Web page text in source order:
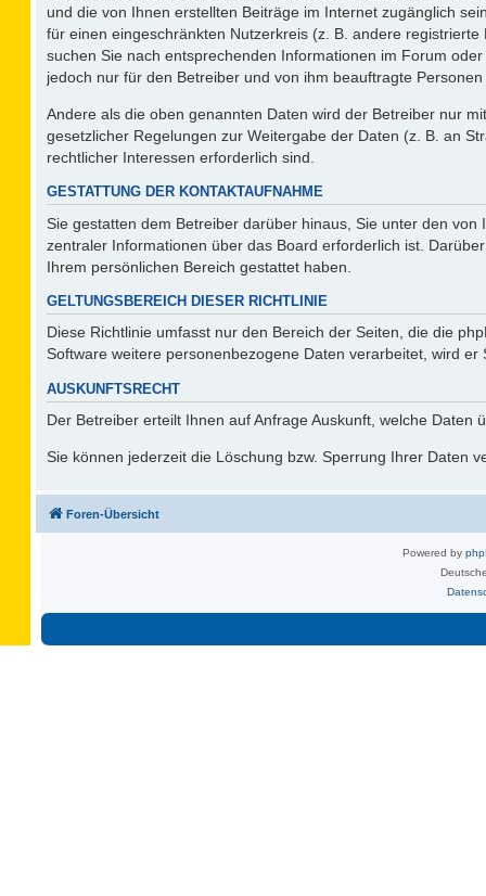
und die von Ihnen erstellten Beiträge im Internet zugänglich
für einen eingeschränkten Nutzerkreis (z. B. andere
suchen Sie nach entsprechenden Informationen im Forum
jedoch nur für den Betreiber und von ihm beauftragte
Andere als die oben genannten Daten wird der Betreiber nur
gesetzlicher Regelungen zur Weitergabe der Daten (z. B. an
rechtlicher Interessen erforderlich sind.
GESTATTUNG DER KONTAKTAUFNAHME
Sie gestatten dem Betreiber darüber hinaus, Sie unter den
zentraler Informationen über das Board erforderlich ist.
Ihrem persönlichen Bereich gestattet haben.
GELTUNGSBEREICH DIESER RICHTLINIE
Diese Richtlinie umfasst nur den Bereich der Seiten, die die
Software weitere personenbezogene Daten verarbeitet, wird
AUSKUNFTSRECHT
Der Betreiber erteilt Ihnen auf Anfrage Auskunft, welche Daten
Sie können jederzeit die Löschung bzw. Sperrung Ihrer Daten
Foren-Übersicht
Powered by